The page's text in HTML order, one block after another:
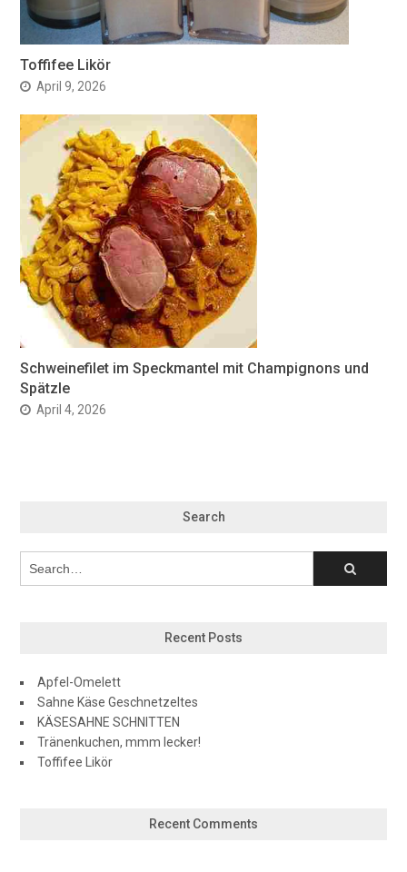
Toffifee Likör
April 9, 2026
Schweinefilet im Speckmantel mit Champignons und
Spätzle
April 4, 2026
Search
Recent Posts
Apfel-Omelett
Sahne Käse Geschnetzeltes
KÄSESAHNE SCHNITTEN
Tränenkuchen, mmm lecker!
Toffifee Likör
Recent Comments